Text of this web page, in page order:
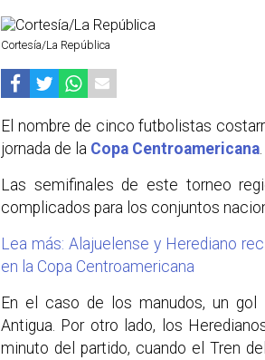
Cortesía/La República
El nombre de cinco futbolistas
jornada de la Copa Centroamericana
Las semifinales de este torneo
complicados para los conjuntos
Lea más: Alajuelense y Herediano
en la Copa Centroamericana
En el caso de los manudos, un
Antigua. Por otro lado, los
minuto del partido, cuando el Tren